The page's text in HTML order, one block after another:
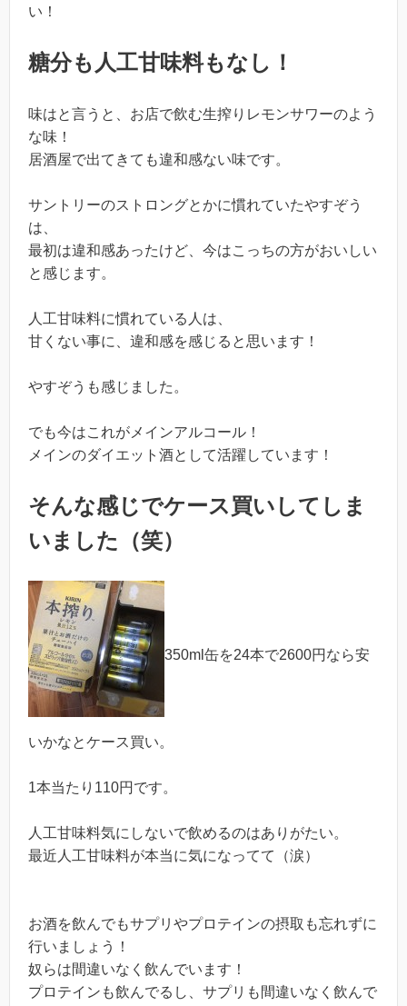
い！
糖分も人工甘味料もなし！
味はと言うと、お店で飲む生搾りレモンサワーのよう
な味！
居酒屋で出てきても違和感ない味です。
サントリーのストロングとかに慣れていたやすぞう
は、
最初は違和感あったけど、今はこっちの方がおいしい
と感じます。
人工甘味料に慣れている人は、
甘くない事に、違和感を感じると思います！
やすぞうも感じました。
でも今はこれがメインアルコール！
メインのダイエット酒として活躍しています！
そんな感じでケース買いしてしま
いました（笑）
350ml缶を24本で2600円なら安
いかなとケース買い。
1本当たり110円です。
人工甘味料気にしないで飲めるのはありがたい。
最近人工甘味料が本当に気になってて（涙）
お酒を飲んでもサプリやプロテインの摂取も忘れずに
行いましょう！
奴らは間違いなく飲んでいます！
プロテインも飲んでるし、サプリも間違いなく飲んで